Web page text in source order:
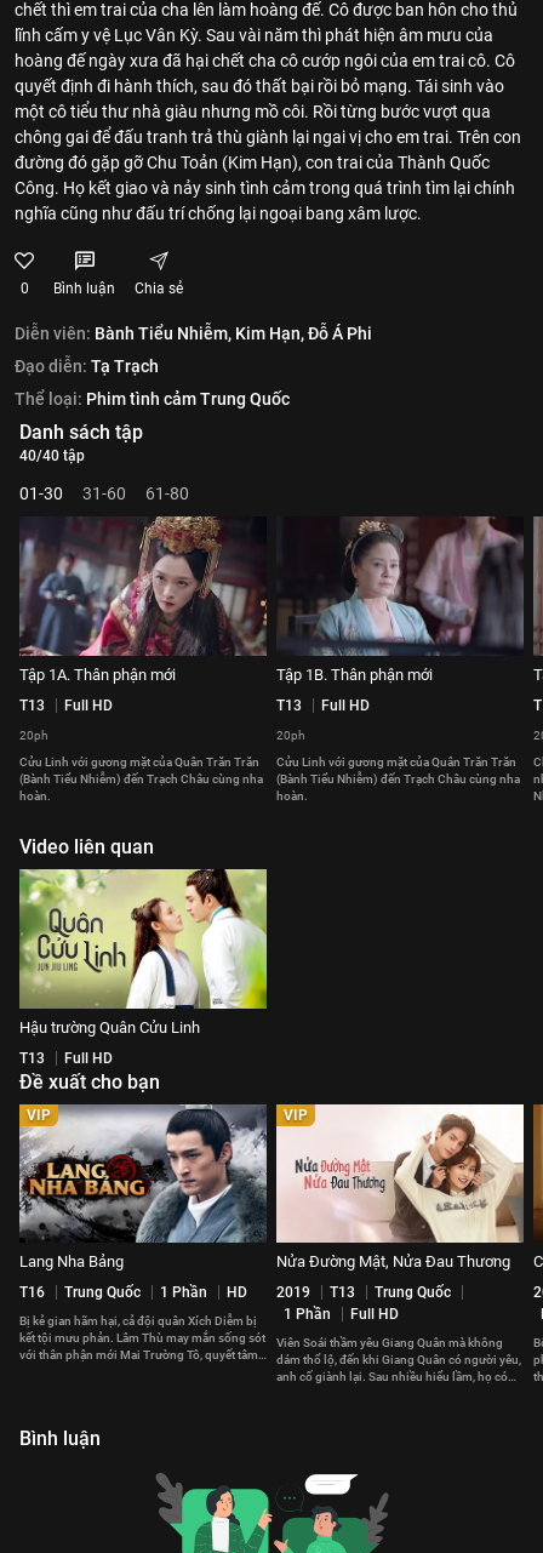
chết thì em trai của cha lên làm hoàng đế. Cô được ban hôn cho thủ
lĩnh cấm y vệ Lục Vân Kỳ. Sau vài năm thì phát hiện âm mưu của
hoàng đế ngày xưa đã hại chết cha cô cướp ngôi của em trai cô. Cô
quyết định đi hành thích, sau đó thất bại rồi bỏ mạng. Tái sinh vào
một cô tiểu thư nhà giàu nhưng mồ côi. Rồi từng bước vượt qua
chông gai để đấu tranh trả thù giành lại ngai vị cho em trai. Trên con
đường đó gặp gỡ Chu Toản (Kim Hạn), con trai của Thành Quốc
Công. Họ kết giao và nảy sinh tình cảm trong quá trình tìm lại chính
nghĩa cũng như đấu trí chống lại ngoại bang xâm lược.
0 Bình luận Chia sẻ
Diễn viên: Bành Tiểu Nhiễm, Kim Hạn,Đỗ Á Phi
Đạo diễn: Tạ Trạch
Thể loại: Phim tình cảm Trung Quốc
Danh sách tập
40/40 tập
01-30 31-60 61-80
Tập 1A. Thân phận mới
T13 Full HD
20ph
Cửu Linh với gương mặt của Quân Trăn Trăn
(Bành Tiểu Nhiễm) đến Trạch Châu cùng nha
hoàn.
Tập 1B. Thân phận mới
T13 Full HD
20ph
Cửu Linh với gương mặt của Quân Trăn Trăn
(Bành Tiểu Nhiễm) đến Trạch Châu cùng nha
hoàn.
Video liên quan
Hậu trường Quân Cửu Linh
T13 Full HD
Đề xuất cho bạn
VIP
Lang Nha Bảng
T16 Trung Quốc 1 Phần HD
Bị kẻ gian hãm hại, cả đội quân Xích Diễm bị
kết tội mưu phản. Lâm Thù may mắn sống sót
với thân phận mới Mai Trường Tô, quyết tâm
VIP
Nửa Đường Mật, Nửa Đau Thương
2019 T13
Trung Quốc
1 Phần
Full HD
Viên Soái thầm yêu Giang Quân mà không
dám thổ lộ, đến khi Giang Quân có người yêu,
anh cố giành lại. Sau nhiều hiểu lầm, họ có
Bình luận